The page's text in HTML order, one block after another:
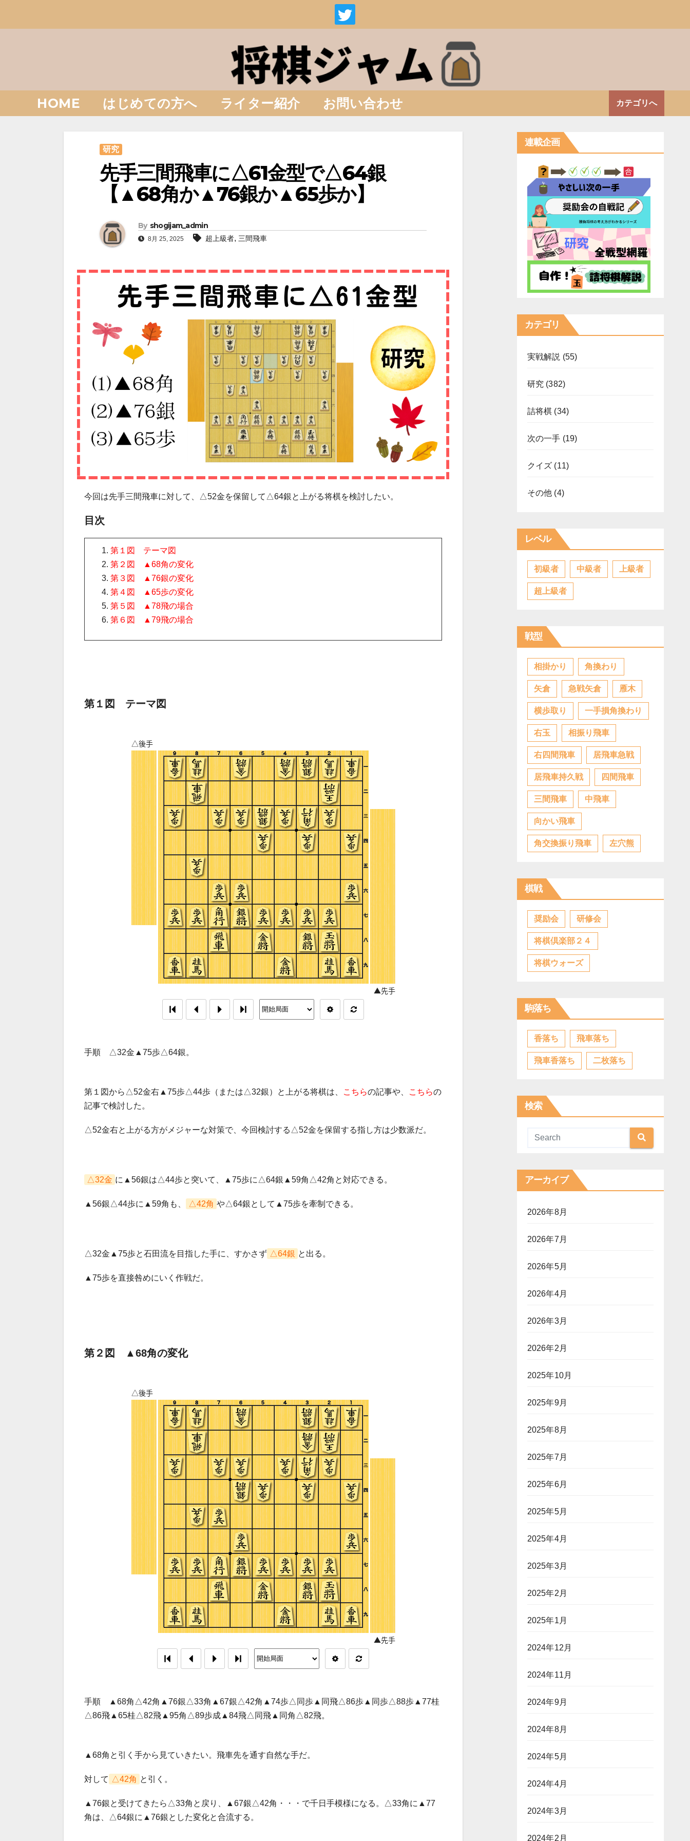
HOME はじめての方へ ライター紹介 お問い合わせ カテゴリへ
研究
先手三間飛車に△61金型で△64銀
【▲68角か▲76銀か▲65歩か】
By shogijam_admin
8月 25, 2025 超上級者, 三間飛車
今回は先手三間飛車に対して、△52金を保留して△64銀と上がる将棋を検討したい。
目次
第１図 テーマ図
第２図 ▲68角の変化
第３図 ▲76銀の変化
第４図 ▲65歩の変化
第５図 ▲78飛の場合
第６図 ▲79飛の場合
第１図 テーマ図
手順 △32金▲75歩△64銀。
第１図から△52金右▲75歩△44歩（または△32銀）と上がる将棋は、 こちらの記事や、 こちらの
記事で検討した。
△52金右と上がる方がメジャーな対策で、今回検討する△52金を保留する指し方は少数派だ。
△32金 に▲56銀は△44歩と突いて、▲75歩に△64銀▲59角△42角と対応できる。
▲56銀△44歩に▲59角も、 △42角 や△64銀として▲75歩を牽制できる。
△32金▲75歩と石田流を目指した手に、すかさず △64銀 と出る。
▲75歩を直接咎めにいく作戦だ。
第２図 ▲68角の変化
手順 ▲68角△42角▲76銀△33角▲67銀△42角▲74歩△同歩▲同飛△86歩▲同歩△88歩▲77桂
△86飛▲65桂△82飛▲95角△89歩成▲84飛△同飛▲同角△82飛。
▲68角と引く手から見ていきたい。飛車先を通す自然な手だ。
対して △42角 と引く。
▲76銀と受けてきたら△33角と戻り、▲67銀△42角・・・で千日手模様になる。△33角に▲77
角は、△64銀に▲76銀とした変化と合流する。
連載企画
カテゴリ
実戦解説 (55)
研究 (382)
詰将棋 (34)
次の一手 (19)
クイズ (11)
その他 (4)
レベル
初級者 中級者 上級者
超上級者
戦型
相掛かり 角換わり
矢倉 急戦矢倉 雁木
横歩取り 一手損角換わり
右玉 相振り飛車
右四間飛車 居飛車急戦
居飛車持久戦 四間飛車
三間飛車 中飛車
向かい飛車
角交換振り飛車 左穴熊
棋戦
奨励会 研修会
将棋倶楽部２４
将棋ウォーズ
駒落ち
香落ち 飛車落ち
飛車香落ち 二枚落ち
検索
アーカイブ
2026年8月
2026年7月
2026年5月
2026年4月
2026年3月
2026年2月
2025年10月
2025年9月
2025年8月
2025年7月
2025年6月
2025年5月
2025年4月
2025年3月
2025年2月
2025年1月
2024年12月
2024年11月
2024年9月
2024年8月
2024年5月
2024年4月
2024年3月
2024年2月